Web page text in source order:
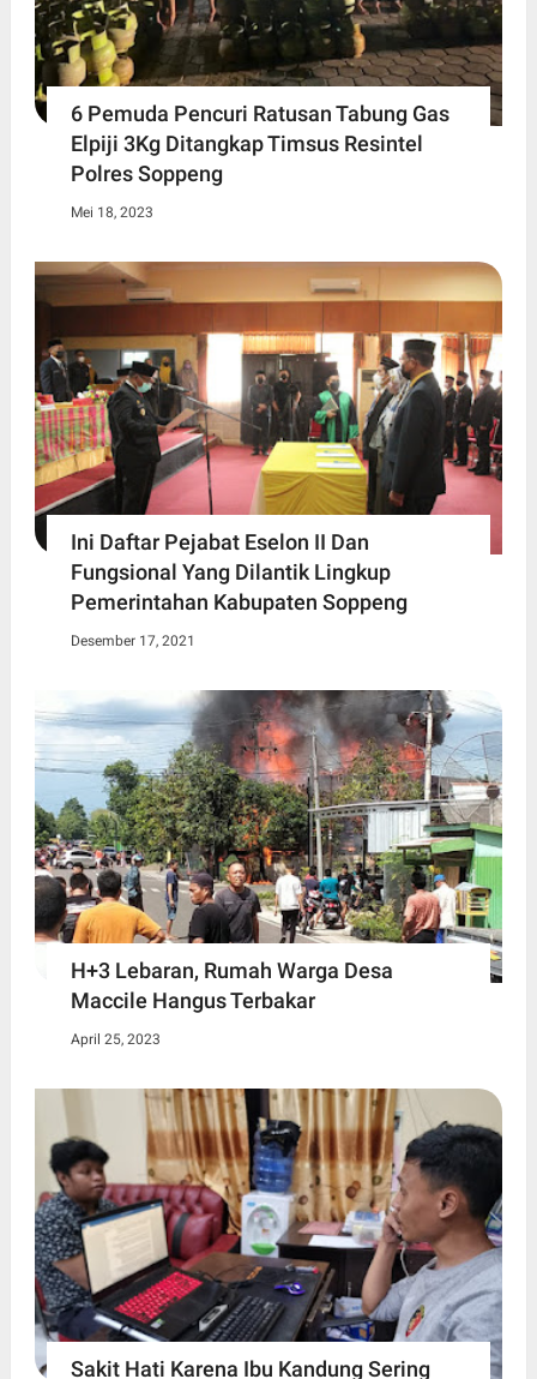
6 Pemuda Pencuri Ratusan Tabung Gas
Elpiji 3Kg Ditangkap Timsus Resintel
Polres Soppeng
Mei 18, 2023
Ini Daftar Pejabat Eselon II Dan
Fungsional Yang Dilantik Lingkup
Pemerintahan Kabupaten Soppeng
Desember 17, 2021
H+3 Lebaran, Rumah Warga Desa
Maccile Hangus Terbakar
April 25, 2023
Sakit Hati Karena Ibu Kandung Sering